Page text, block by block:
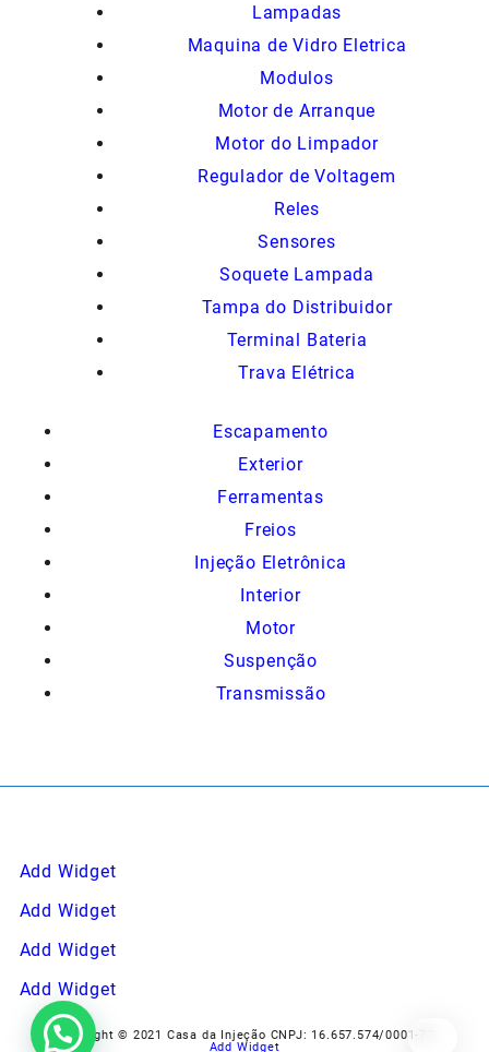
Lampadas
Maquina de Vidro Eletrica
Modulos
Motor de Arranque
Motor do Limpador
Regulador de Voltagem
Reles
Sensores
Soquete Lampada
Tampa do Distribuidor
Terminal Bateria
Trava Elétrica
Escapamento
Exterior
Ferramentas
Freios
Injeção Eletrônica
Interior
Motor
Suspenção
Transmissão
Add Widget
Add Widget
Add Widget
Add Widget
Copyright © 2021 Casa da Injeção CNPJ: 16.657.574/0001-77
Add Widget